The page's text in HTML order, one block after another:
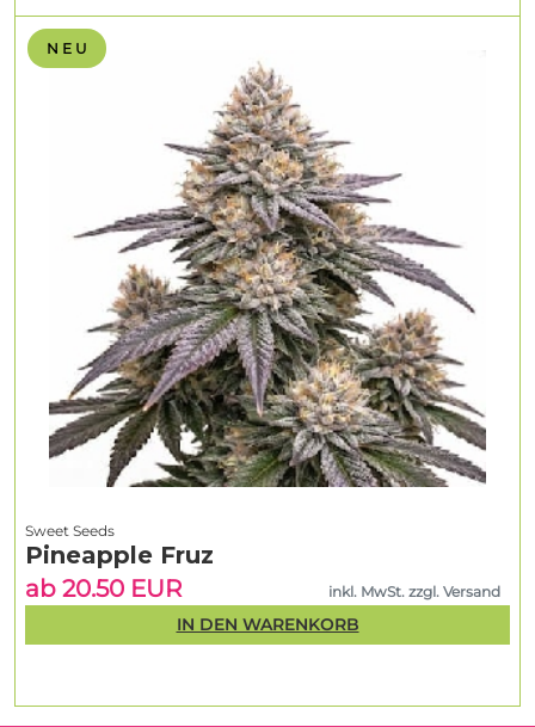
N E U
Sweet Seeds
Pineapple Fruz
ab 20.50 EUR
inkl. MwSt. zzgl. Versand
IN DEN WARENKORB